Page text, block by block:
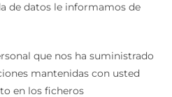
de datos le informamos de
que nos ha suministrado
mantenidas con usted
en los ficheros